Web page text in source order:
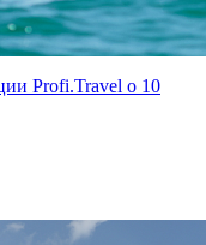
Profi.Travel о 10